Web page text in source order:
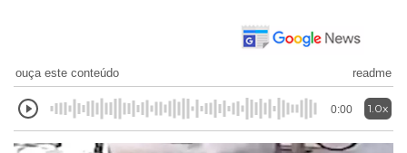
ouça este conteúdo readme
0:00 1.0x